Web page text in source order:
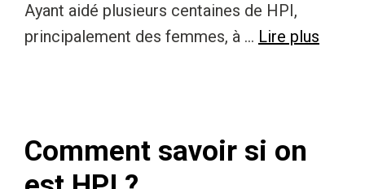
Ayant aidé plusieurs centaines de HPI,
principalement des femmes, à … Lire plus
Comment savoir si on